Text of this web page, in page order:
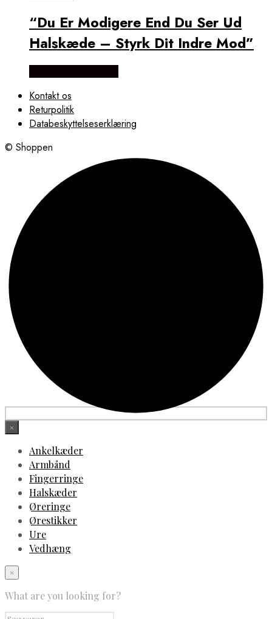
“Du Er Modigere End Du Ser Ud
Halskæde – Styrk Dit Indre Mod”
Kontakt os
Returpolitik
Databeskyttelseserklæring
© Shoppen
×
Ankelkæder
Armbånd
Fingerringe
Halskæder
Øreringe
Ørestikker
Ure
Vedhæng
×
What are you looking for?